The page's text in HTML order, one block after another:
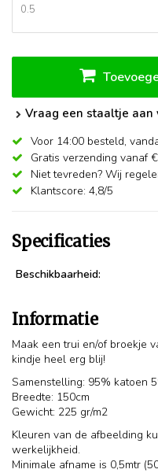
Vraag een staaltje aan
Voor 14:00 besteld,
Gratis verzending vanaf
Niet tevreden? Wij
Klantscore: 4,8/5
Specificaties
Beschikbaarheid:
Informatie
Maak een trui en/of broekje
kindje heel erg blij!
Samenstelling: 95% katoen
Breedte: 150cm
Gewicht: 225 gr/m2
Kleuren van de afbeelding
werkelijkheid.
Minimale afname is 0,5mtr